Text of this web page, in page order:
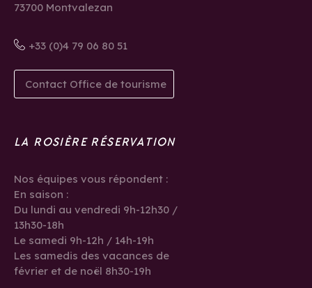
73700 Montvalezan
+33 (0)4 79 06 80 51
Contact Office de tourisme
LA ROSIÈRE RÉSERVATION
Nos équipes vous répondent :
En saison :
Du lundi au vendredi 9h-12h30 /
13h30-18h
Le samedi 9h-12h / 14h-19h
Les samedis des vacances de
février et de noël 8h30-19h